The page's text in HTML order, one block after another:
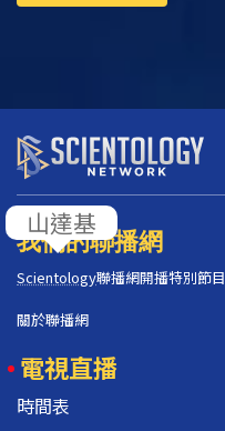
我們的聯播網
Scientology聯播網開播特別節目
關於聯播網
電視直播
時間表